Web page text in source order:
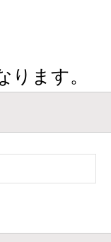
ります。